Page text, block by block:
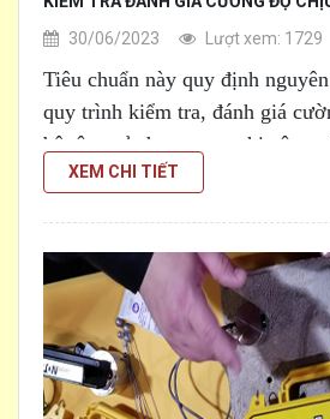
30/06/2023
Lượt xem: 1729
Tiêu chuẩn này quy định
quy trình kiểm tra, đánh giá
bê tông sử dụng trong thi công
và bê tông cốt thép thiết kế
XEM CHI TIẾT